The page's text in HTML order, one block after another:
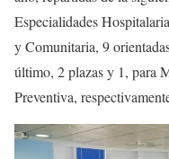
Especialidades
y Comunitaria, 9
último, 2 plazas y 1, para
Preventiva,